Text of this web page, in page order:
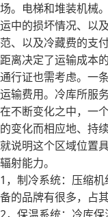
场。电梯和堆装机械
运中的损坏情况、以
范、以及冷藏费的支
距离决定了运输成本
通行证也需考虑。一
运输费用。冷库所服
在不断变化之中，一
的变化而相应地、持
就说明这个区域位置
辐射能力。
1，制冷系统：压缩
备的品牌有很多，占